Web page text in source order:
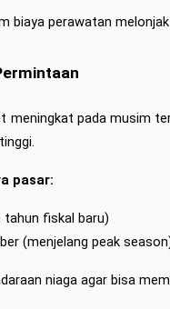
biaya perawatan
meningkat pada musim
pasar:
fiskal baru)
(menjelang peak
niaga agar bisa